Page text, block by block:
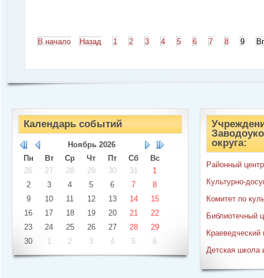
В начало Назад 1 2 3 4 5 6 7 8 9
Календарь событий
Ноябрь 2026
Пн
Вт Ср Чт Пт Сб
Вс
26
27 28 29 30 31
1
2
3 4 5 6 7
8
9
10 11 12 13 14
15
16
17 18 19 20 21
22
23
24 25 26 27 28
29
30
1 2 3 4 5 6
округа:
Районный
Культурно-
Комитет по
Библиотечный
Краеведческий
Детская школа